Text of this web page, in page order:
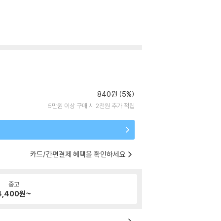
840원 (5%)
5만원 이상 구매 시 2천원 추가 적립
카드/간편결제 혜택을 확인하세요
중고
원~